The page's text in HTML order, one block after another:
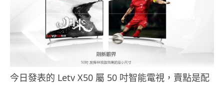
今日發表的 Letv X50 屬 50 吋智能電視，賣點是配